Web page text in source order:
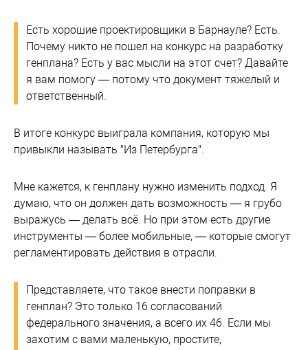
Есть хорошие проектировщики в Барнауле? Есть.
Почему никто не пошел на конкурс на разработку
генплана? Есть у вас мысли на этот счет? Давайте
я вам помогу — потому что документ тяжелый и
ответственный.
В итоге конкурс выиграла компания, которую мы
привыкли называть "Из Петербурга".
Мне кажется, к генплану нужно изменить подход. Я
думаю, что он должен дать возможность — я грубо
выражусь — делать всё. Но при этом есть другие
инструменты — более мобильные, — которые смогут
регламентировать действия в отрасли.
Представляете, что такое внести поправки в
генплан? Это только 16 согласований
федерального значения, а всего их 46. Если мы
захотим с вами маленькую, простите,